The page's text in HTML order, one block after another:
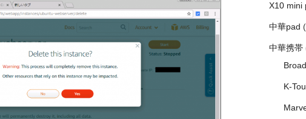
X10 mini
中華pad
中華携帯
K-